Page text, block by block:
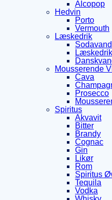
Alcopop
Hedvin
Porto
Vermouth
Læskedrik
Sodavand
Mousserende
Cava
Prosecco
Spiritus
Akvavit
Bitter
Brandy
Cognac
Gin
Likør
Rom
Spiritus
Tequila
Vodka